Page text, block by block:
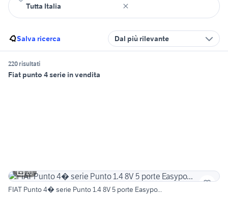
Salva ricerca Dal più rilevante
220 risultati
Fiat punto 4 serie in vendita
20
FIAT Punto 4� serie Punto 1.4 8V 5 porte Easypo...